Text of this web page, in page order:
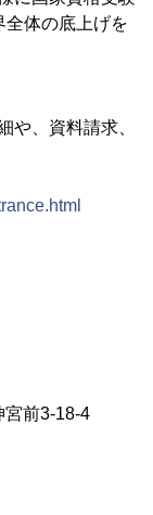
全体の底上げを
や、資料請求、
前3-18-4